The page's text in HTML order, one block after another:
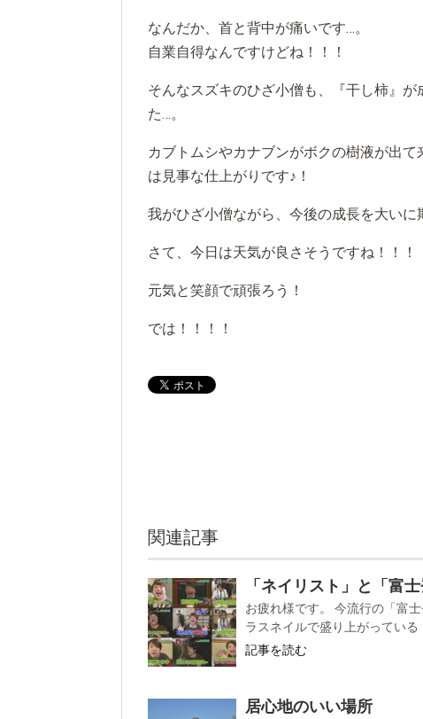
なんだか、首と背中が痛いです…。
自業自得なんですけどね！！！
そんなスズキのひざ小僧も、『干し柿』
た…。
カブトムシやカナブンがボクの樹液が出
は見事な仕上がりです♪！
我がひざ小僧ながら、今後の成長を大いに
さて、今日は天気が良さそうですね！！！
元気と笑顔で頑張ろう！
では！！！！
関連記事
「ネイリスト」と「富
お疲れ様です。 今流行の「富
ラスネイルで盛り上がってい
記事を読む
居心地のいい場所